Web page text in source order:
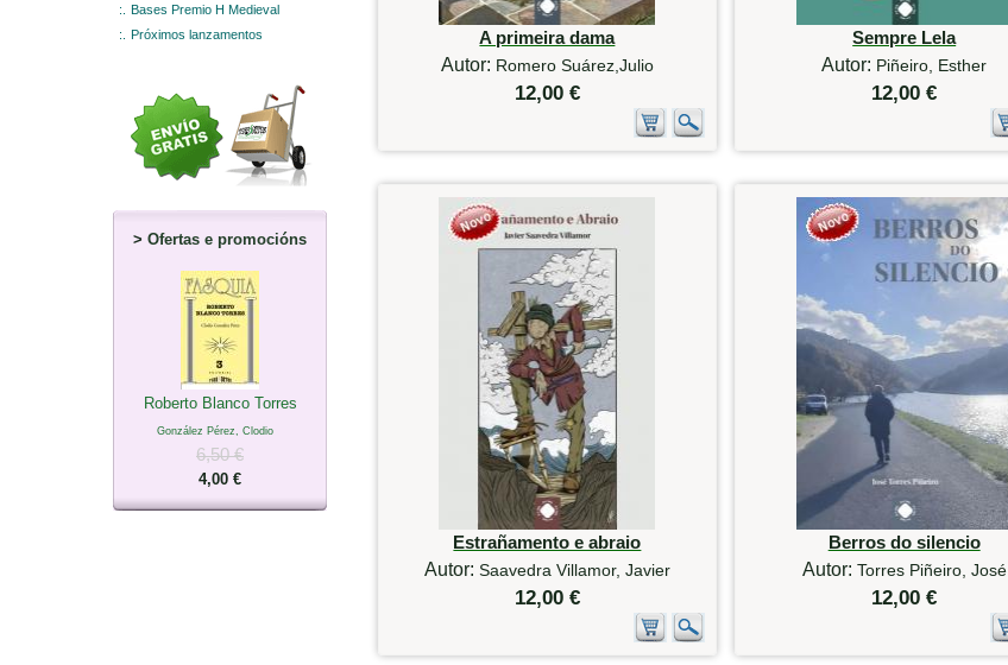
:.
Bases Premio H Medieval
:.
Próximos lanzamentos
> Ofertas e promocións
Roberto Blanco Torres
González Pérez, Clodio
6,50 €
4,00 €
A primeira dama
Autor: Romero Suárez,Julio
12,00 €
Sempre Lela
Autor: Piñeiro, Esther
12,00 €
Estrañamento e abraio
Autor: Saavedra Villamor, Javier
12,00 €
Berros do silencio
Autor: Torres Piñeiro, José
12,00 €